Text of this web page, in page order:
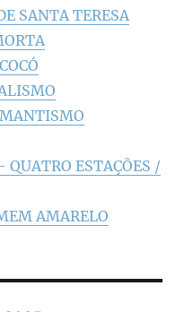
SANTA TERESA
ESTAÇÕES /
AMARELO